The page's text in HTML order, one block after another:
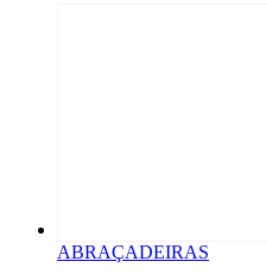
ABRAÇADEIRAS